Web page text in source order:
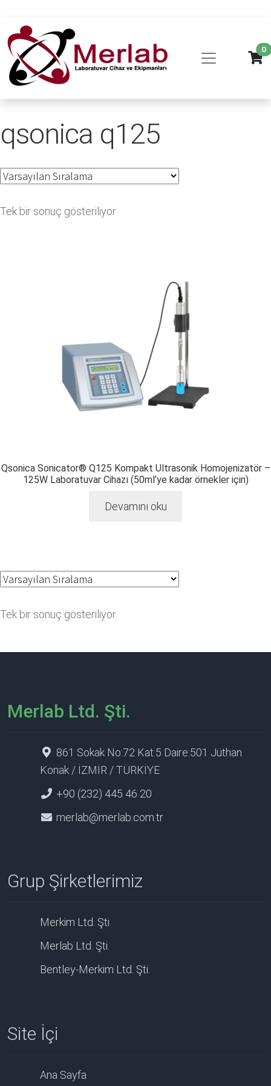
0
qsonica q125
Tek bir sonuç gösteriliyor
Qsonica Sonicator® Q125 Kompakt Ultrasonik Homojenizatör –
125W Laboratuvar Cihazı (50ml’ye kadar örnekler için)
Devamını oku
Tek bir sonuç gösteriliyor
Merlab Ltd. Şti.
861 Sokak No:72 Kat:5 Daire:501 Jüthan
Konak / İZMİR / TÜRKİYE
+90 (232) 445 46 20
merlab@merlab.com.tr
Grup Şirketlerimiz
Merkim Ltd. Şti.
Merlab Ltd. Şti.
Bentley-Merkim Ltd. Şti.
Site İçi
Ana Sayfa